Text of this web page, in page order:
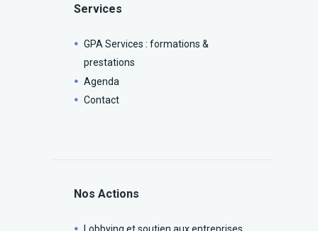
Services
GPA Services : formations &
prestations
Agenda
Contact
Nos Actions